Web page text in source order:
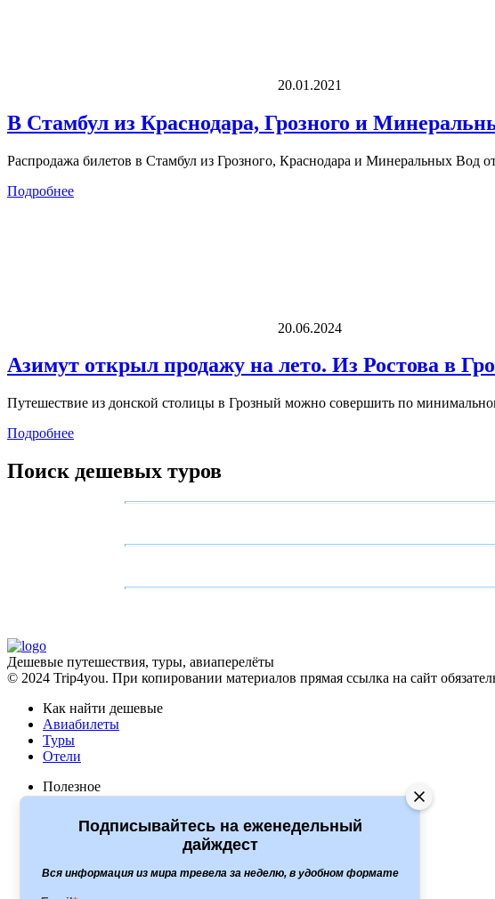
20.01.2021
В Стамбул из Краснодара, Грозного и
Распродажа билетов в Стамбул из Грозного, Краснодара и Минеральных Вод
Подробнее
20.06.2024
Азимут открыл продажу на лето. Из Ростова в
Путешествие из донской столицы в Грозный можно совершить по
Подробнее
Поиск дешевых туров
Дешевые путешествия, туры, авиаперелёты
© 2024 Trip4you. При копировании материалов прямая ссылка на сайт
Как найти дешевые
Авиабилеты
Туры
Отели
Полезное
Сервисы для путешественников
Travelata
Подписывайтесь на еженедельный
дайждест
Вся информация из мира тревела за неделю, в удобном формате